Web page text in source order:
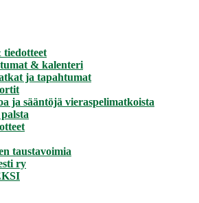
& kalenteri
ja tapahtumat
ja sääntöjä vieraspelimatkoista
taustavoimia
ry